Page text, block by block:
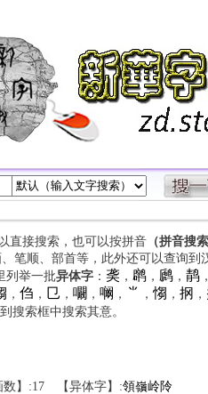
直接搜索，也可以按拼音（拼音搜
笔顺、部首等，此外还可以查询
列举一批异体字： 䶮 ， 䴙， 䴘， 䴖，
， 㑇 ， 㔾 ， 㘚 ， 㘎 ， ⺌ ， 㥮 ， 㧏 ，
搜索框中搜索其意。
数】:17 【异体字】:領嶺岭阾